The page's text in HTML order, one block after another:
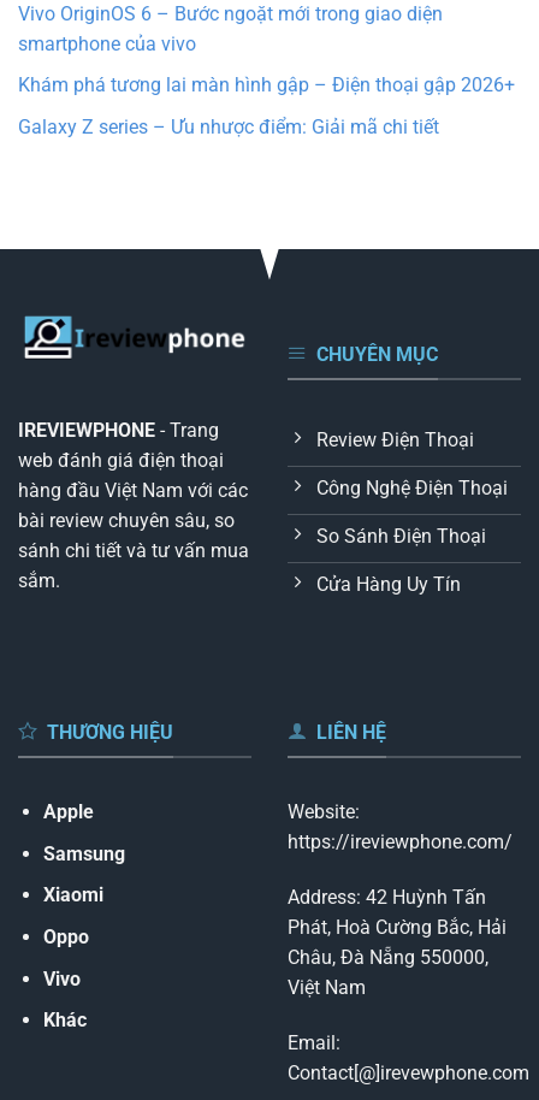
Vivo OriginOS 6 – Bước ngoặt mới trong giao diện
smartphone của vivo
Khám phá tương lai màn hình gập – Điện thoại gập 2026+
Galaxy Z series – Ưu nhược điểm: Giải mã chi tiết
IREVIEWPHONE - Trang
web đánh giá điện thoại
hàng đầu Việt Nam với các
bài review chuyên sâu, so
sánh chi tiết và tư vấn mua
sắm.
CHUYÊN MỤC
Review Điện Thoại
Công Nghệ Điện Thoại
So Sánh Điện Thoại
Cửa Hàng Uy Tín
THƯƠNG HIỆU
Apple
Samsung
Xiaomi
Oppo
Vivo
Khác
LIÊN HỆ
Website:
https://ireviewphone.com/
Address: 42 Huỳnh Tấn
Phát, Hoà Cường Bắc, Hải
Châu, Đà Nẵng 550000,
Việt Nam
Email:
Contact[@]irevewphone.com